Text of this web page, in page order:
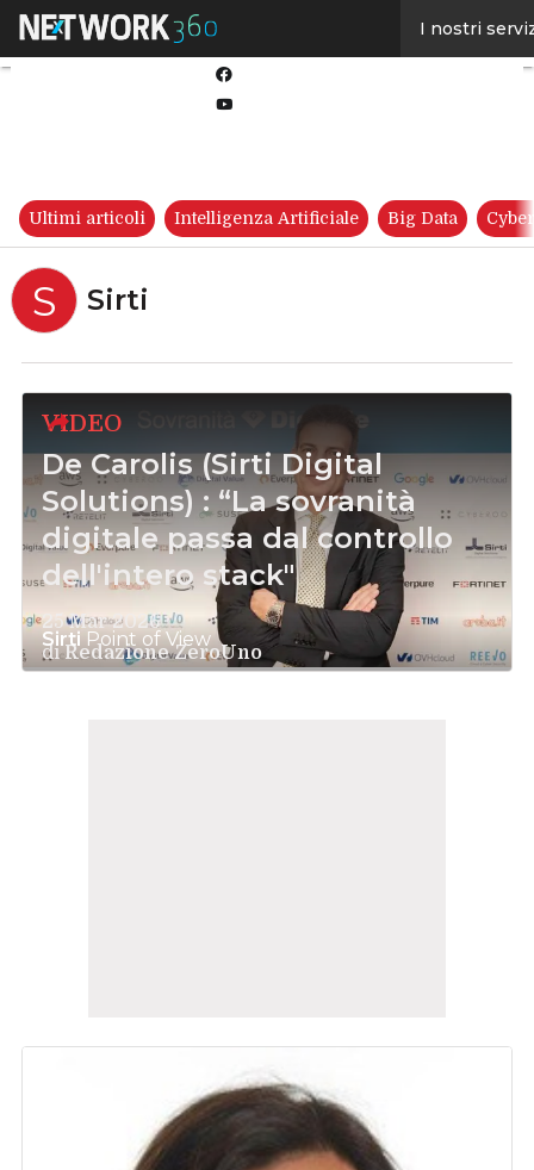
I nostri
Ultimi articoli Intelligenza Artificiale Big Data
S Sirti
VIDEO
De Carolis (Sirti Digital
Solutions) : “La sovranità
digitale passa dal controllo
dell'intero stack"
25 Mar 2026
diRedazione ZeroUno
Sirti Point of View